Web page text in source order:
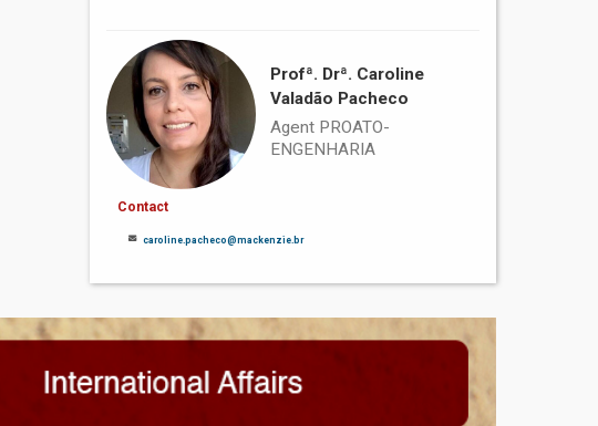
Profª. Drª. Caroline
Valadão Pacheco
Agent PROATO-
ENGENHARIA
Contact
caroline.pacheco@mackenzie.br